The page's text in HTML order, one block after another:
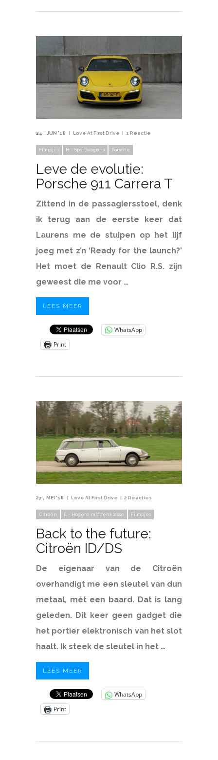
24 JUN '18 Love At First Drive 1 Reactie
Filmpjes H - Sportwagens Porsche
Leve de evolutie:
Porsche 911 Carrera T
Zittend in de passagiersstoel, denk
ik terug aan de eerste keer dat
Laurens me de stuipen op het lijf
joeg met z’n ‘Ready for the launch?’
Het moet de Renault Clio R.S. zijn
geweest die me voor …
LEES MEER
WhatsApp
Print
27 MEI '18 Love At First Drive 2 Reacties
Citroën E - Hogere middenklasse Filmpjes
Back to the future:
Citroën ID/DS
De eigenaar van de Citroën
overhandigt me een sleutel van dun
metaal, mét een baard. Dat is lang
geleden. Dit keer geen gadget die
het portier elektronisch van het slot
haalt. Ik steek de sleutel in het …
LEES MEER
WhatsApp
Print